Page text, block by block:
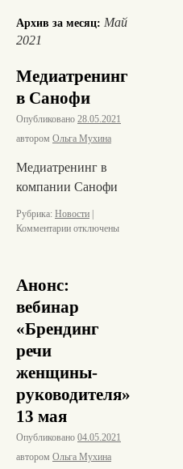
Архив за месяц: Май
2021
Медиатренинг
в Санофи
Опубликовано 28.05.2021
автором Ольга Мухина
Медиатренинг в
компании Санофи
Рубрика: Новости
Комментарии отключены
Анонс:
вебинар
«Брендинг
речи
женщины-
руководителя»
13 мая
Опубликовано 04.05.2021
автором Ольга Мухина